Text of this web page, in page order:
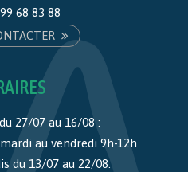
68 83 88
27/07 au 16/08 :
au vendredi 9h-12h
du 13/07 au 22/08.